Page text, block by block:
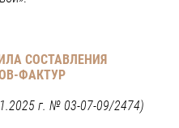
СОСТАВЛЕНИЯ
ФАКТУР
г. № 03-07-09/2474)